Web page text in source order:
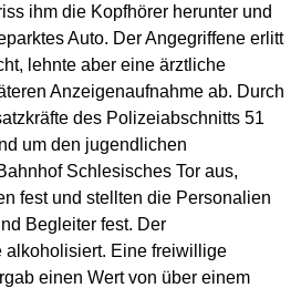
ihm die Kopfhörer herunter und
Auto. Der Angegriffene erlitt
lehnte aber eine ärztliche
Anzeigenaufnahme ab. Durch
des Polizeiabschnitts 51
um den jugendlichen
Schlesisches Tor aus,
fest und stellten die Personalien
Begleiter fest. Der
alkoholisiert. Eine freiwillige
einen Wert von über einem